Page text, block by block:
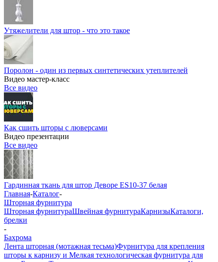
Утяжелители для штор - что это такое
Поролон - один из первых синтетических утеплителей
Видео мастер-класс
Все видео
Как сшить шторы с люверсами
Видео презентации
Все видео
Гардинная ткань для штор Деворе ES10-37 белая
Главная-Каталог-
Шторная фурнитура
Шторная фурнитураШвейная фурнитураКарнизыКаталоги,
брелки
-
Бахрома
Лента шторная (мотажная тесьма)Фурнитура для крепления
шторы к карнизу и Мелкая технологическая фурнитура для